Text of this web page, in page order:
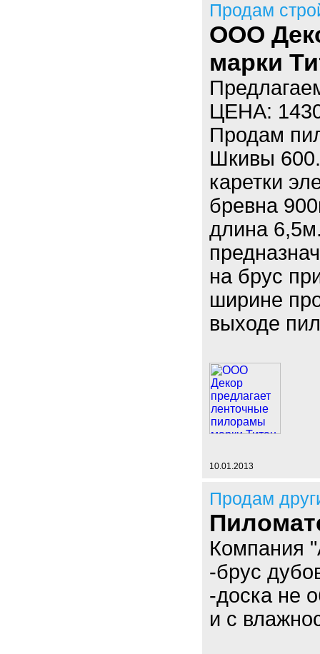
Продам
ООО
марки
ЦЕНА:
Продам
Шкивы
каретки
бревна
длина
на брус
ширине
выходе
10.01.2013
Продам
Компания
-брус
-доска не
и с